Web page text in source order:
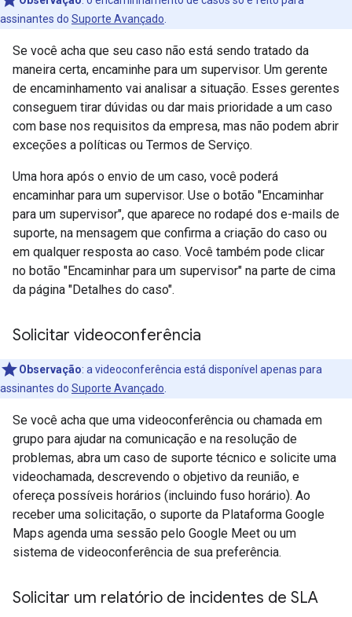
assinantes do Suporte Avançado
Se você acha que seu caso não está sendo tratado da
maneira certa, encaminhe para um supervisor. Um gerente
de encaminhamento vai analisar a situação. Esses gerentes
conseguem tirar dúvidas ou dar mais prioridade a um caso
com base nos requisitos da empresa, mas não podem abrir
exceções a políticas ou Termos de Serviço.
Uma hora após o envio de um caso, você poderá
encaminhar para um supervisor. Use o botão "Encaminhar
para um supervisor", que aparece no rodapé dos e-mails de
suporte, na mensagem que confirma a criação do caso ou
em qualquer resposta ao caso. Você também pode clicar
no botão "Encaminhar para um supervisor" na parte de cima
da página "Detalhes do caso".
Solicitar videoconferência
Observação: a videoconferência está disponível apenas para
assinantes do Suporte Avançado
Se você acha que uma videoconferência ou chamada em
grupo para ajudar na comunicação e na resolução de
problemas, abra um caso de suporte técnico e solicite uma
videochamada, descrevendo o objetivo da reunião, e
ofereça possíveis horários (incluindo fuso horário). Ao
receber uma solicitação, o suporte da Plataforma Google
Maps agenda uma sessão pelo Google Meet ou um
sistema de videoconferência de sua preferência.
Solicitar um relatório de incidentes de SLA